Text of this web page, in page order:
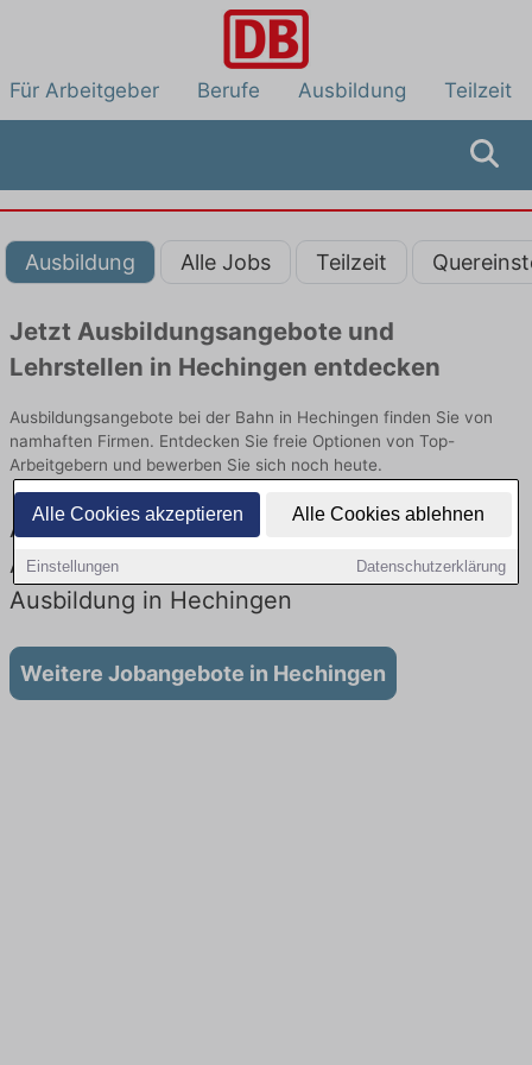
Alle Cookies akzeptieren Alle Cookies ablehnen
Einstellungen Datenschutzerklärung
Für Arbeitgeber Berufe Ausbildung Teilzeit
Ausbildung Alle Jobs Teilzeit
Jetzt Ausbildungsangebote und
Lehrstellen in Hechingen entdecken
Ausbildungsangebote bei der Bahn in Hechingen finden Sie von
namhaften Firmen. Entdecken Sie freie Optionen von Top-
Arbeitgebern und bewerben Sie sich noch heute.
Ausbildung in Hechingen bei der Bahn:
Aktuell gibt es keine Stellenangebote für
Ausbildung in Hechingen
Weitere Jobangebote in Hechingen